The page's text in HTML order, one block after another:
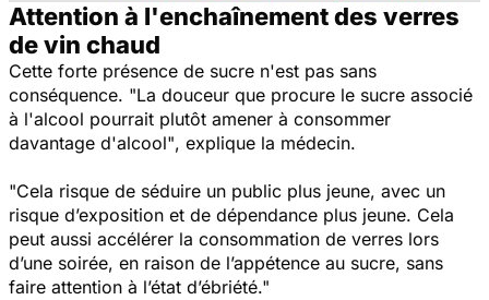
Attention à l'enchaînement des verres
de vin chaud
Cette forte présence de sucre n'est pas sans
conséquence. "La douceur que procure le sucre associé
à l'alcool pourrait plutôt amener à consommer
davantage d'alcool", explique la médecin.
"Cela risque de séduire un public plus jeune, avec un
risque d’exposition et de dépendance plus jeune. Cela
peut aussi accélérer la consommation de verres lors
d’une soirée, en raison de l’appétence au sucre, sans
faire attention à l’état d’ébriété."